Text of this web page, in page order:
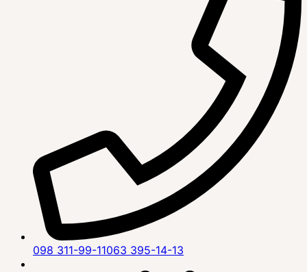
098 311-99-11063 395-14-13